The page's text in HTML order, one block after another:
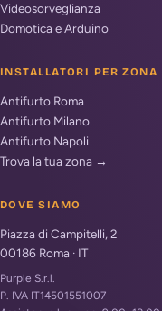
Videosorveglianza
Domotica e Arduino
INSTALLATORI PER ZONA
Antifurto Roma
Antifurto Milano
Antifurto Napoli
Trova la tua zona →
DOVE SIAMO
Piazza di Campitelli, 2
00186 Roma · IT
Purple S.r.l.
P. IVA IT14501551007